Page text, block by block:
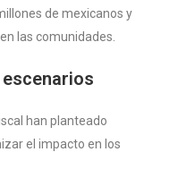
de mexicanos y
las comunidades.
han planteado
el impacto en los